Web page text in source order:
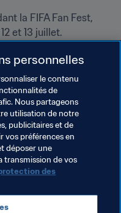
la FIFA Fan Fest,
et 13 juillet.
gratuitement aux
pendant la FIFA Fan
9, 12 et 13 juillet.
personnelles
le contenu
de
Nous partageons
utilisation de notre
publicitaires et de
vos préférences en
déposer une
transmission de vos
des